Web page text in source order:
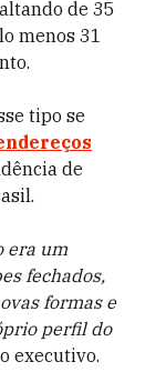
de 35
menos 31
tipo se
de
era um
fechados,
formas e
perfil do
executivo.